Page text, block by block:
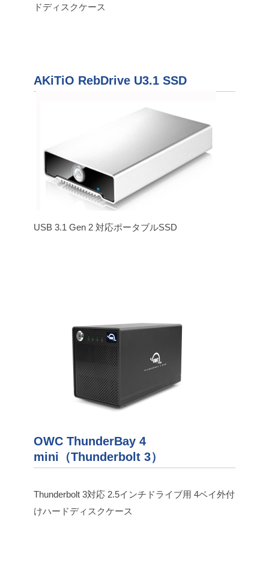
ドディスクケース
AKiTiO RebDrive U3.1 SSD
USB 3.1 Gen 2 対応ポータブルSSD
OWC ThunderBay 4
mini（Thunderbolt 3）
Thunderbolt 3対応 2.5インチドライブ用 4ベイ外付
けハードディスクケース